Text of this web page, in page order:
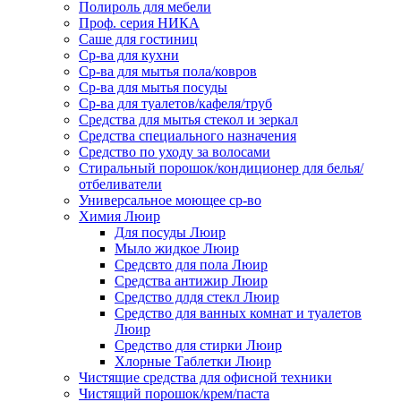
Полироль для мебели
Проф. серия НИКА
Саше для гостиниц
Ср-ва для кухни
Ср-ва для мытья пола/ковров
Ср-ва для мытья посуды
Ср-ва для туалетов/кафеля/труб
Средства для мытья стекол и зеркал
Средства специального назначения
Средство по уходу за волосами
Стиральный порошок/кондиционер для белья/
отбеливатели
Универсальное моющее ср-во
Химия Люир
Для посуды Люир
Мыло жидкое Люир
Средсвто для пола Люир
Средства антижир Люир
Средство длдя стекл Люир
Средство для ванных комнат и туалетов
Люир
Средство для стирки Люир
Хлорные Таблетки Люир
Чистящие средства для офисной техники
Чистящий порошок/крем/паста